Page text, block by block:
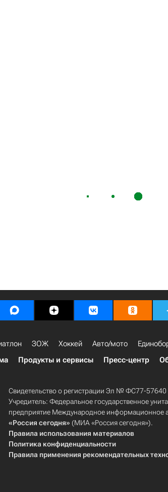
ЗОЖ Хоккей Авто/мото
Продукты и сервисы Пресс-центр
Свидетельство о регистрации Эл № ФС77-57640
Учредитель: Федеральное государственное
предприятие Международное информационное
«Россия сегодня» (МИА «Россия сегодня»).
Правила использования материалов
Политика конфиденциальности
Правила применения рекомендательных